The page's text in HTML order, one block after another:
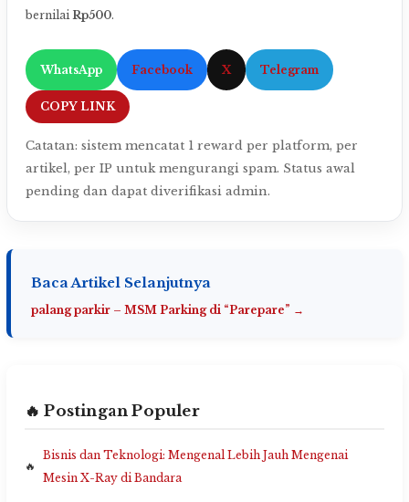
bernilai Rp500.
WhatsApp Facebook X Telegram
COPY LINK
Catatan: sistem mencatat 1 reward per platform, per
artikel, per IP untuk mengurangi spam. Status awal
pending dan dapat diverifikasi admin.
Baca Artikel Selanjutnya
palang parkir – MSM Parking di “Parepare” →
🔥 Postingan Populer
Bisnis dan Teknologi: Mengenal Lebih Jauh Mengenai
Mesin X-Ray di Bandara